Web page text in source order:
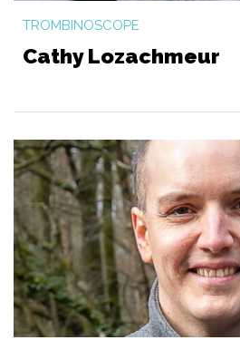
TROMBINOSCOPE
Cathy Lozachmeur